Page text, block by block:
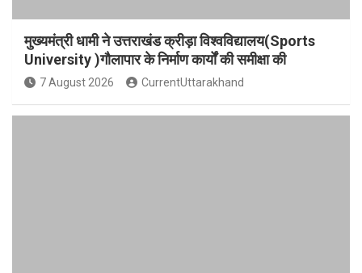
मुख्यमंत्री धामी ने उत्तराखंड क्रीड़ा विश्वविद्यालय(Sports
University )गौलापार के निर्माण कार्यों की समीक्षा की
7 August 2026 CurrentUttarakhand